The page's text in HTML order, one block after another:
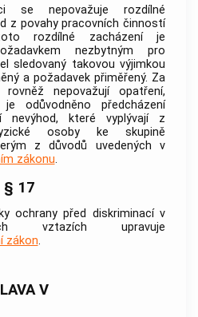
se nepovažuje rozdílné
z povahy pracovních činností
rozdílné zacházení je
nezbytným pro
sledovaný takovou výjimkou
a požadavek přiměřený. Za
rovněž nepovažují opatření,
odůvodněno předcházení
nevýhod, které vyplývají z
osoby ke skupině
z důvodů uvedených v
zákonu.
§ 17
ochrany před diskriminací v
vztazích upravuje
zákon.
V